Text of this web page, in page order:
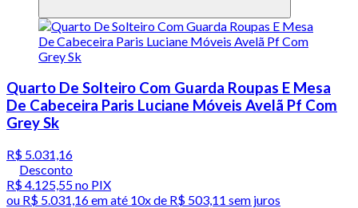
Quarto De Solteiro Com Guarda Roupas E Mesa
De Cabeceira Paris Luciane Móveis Avelã Pf Com
Grey Sk
R$ 5.031,16
Desconto
R$ 4.125,55no PIX
ou R$ 5.031,16em até 10x de R$ 503,11 sem juros